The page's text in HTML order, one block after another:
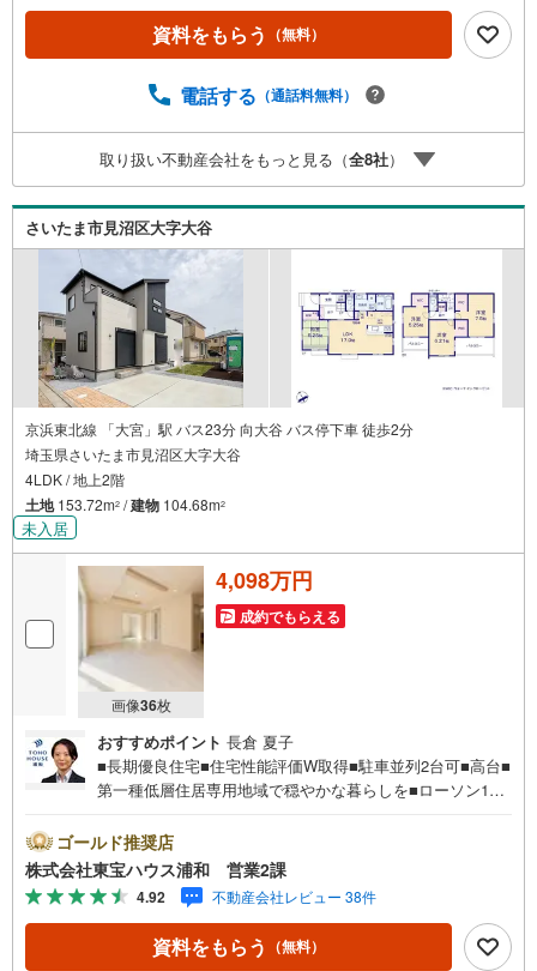
動金利全期間引下げプラン⇒住宅ローン金利優遇割の最大
適用《0.89％》と某信用金庫金利1.275％の比較借入金4000
実行分まで（審査・要件があります）◇TOHO HOUSE CL
が直接ご対応ライフプランニング、かけつけサポート、Clu
b Offプレミアムなど多彩なサービスがございます
資料をもらう （無料）
電話する （通話料無料）
取り扱い不動産会社をもっと見る（全8社）
さいたま市見沼区大字大谷
京浜東北線 「大宮」駅 バス23分 向大谷 バス停下車 徒歩2分
埼玉県さいたま市見沼区大字大谷
4LDK / 地上2階
土地153.72m2 /建物 104.68m2
未入居
画像36枚
4,098万円
成約でもらえる
おすすめポイント 長倉 夏子
■長期優良住宅■住宅性能評価W取得■駐車並列2台可■高台■
第一種低層住居専用地域で穏やかな暮らしを■ローソン100
ゼント！営業時間:7:00～22:00（年中無休）こちらの時間
帯はお電話でのお問い合わせがスムーズにご案内できます
ぜひお気軽にご連絡下さい！東宝ハウスライフソリューシ
ョンズグループ 東宝ハウス浦和 特別提携金利〔一例〕
東宝ハウス浦和の住宅ローン■変動金利全期間引下げプラン
⇒住宅ローン金利優遇割の最大適用《0.89％》と某信用金
ゴールド推奨店
株式会社東宝ハウス浦和 営業2課
4.92 不動産会社レビュー 38件
資料をもらう （無料）